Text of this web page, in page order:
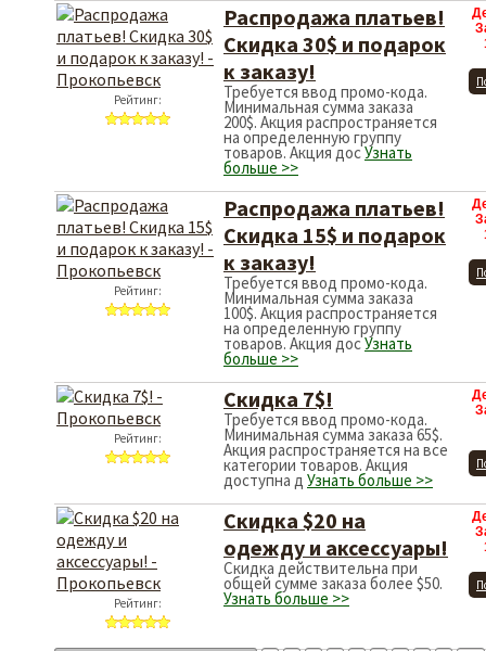
Рейтинг:
Распродажа платьев!
Скидка 30$ и подарок
к заказу!
Требуется ввод промо-кода.
Минимальная сумма заказа
200$. Акция распространяется
на определенную группу
товаров. Акция досУзнать
больше >>
Рейтинг:
Распродажа платьев!
Скидка 15$ и подарок
к заказу!
Требуется ввод промо-кода.
Минимальная сумма заказа
100$. Акция распространяется
на определенную группу
товаров. Акция досУзнать
больше >>
Рейтинг:
Скидка 7$!
Требуется ввод промо-кода.
Минимальная сумма заказа 65$.
Акция распространяется на все
категории товаров. Акция
доступна д Узнать больше >>
Рейтинг:
Скидка $20 на
одежду и аксессуары!
Скидка действительна при
общей сумме заказа более $50.
Узнать больше >>